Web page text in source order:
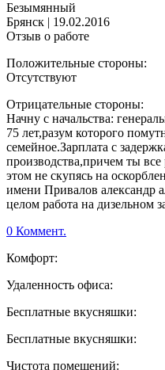
Безымянный
Брянск | 19.02.2016
Отзыв о работе
Положительные стороны:
Отсутствуют
Отрицательные стороны:
Начну с начальства:
75 лет,разум которого
семейное.Зарплата с
производства,причем ты
этом не скупясь на
имени Привалов александр
целом работа на
0 Коммент.
Комфорт:
Удаленность офиса:
Бесплатные вкусняшки:
Бесплатные вкусняшки:
Чистота помещений: